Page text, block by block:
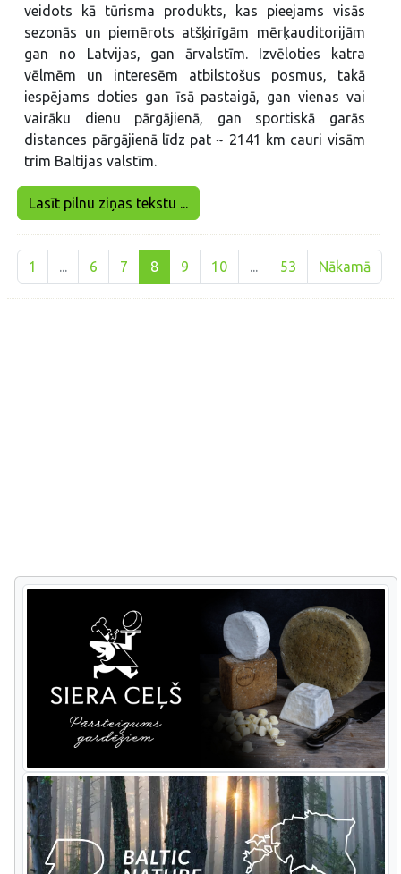
veidots kā tūrisma produkts, kas pieejams visās
sezonās un piemērots atšķirīgām mērķauditorijām
gan no Latvijas, gan ārvalstīm. Izvēloties katra
vēlmēm un interesēm atbilstošus posmus, takā
iespējams doties gan īsā pastaigā, gan vienas vai
vairāku dienu pārgājienā, gan sportiskā garās
distances pārgājienā līdz pat ~ 2141 km cauri visām
trim Baltijas valstīm.
Lasīt pilnu ziņas tekstu ...
1 6 7 8 9 10 53 Nākamā